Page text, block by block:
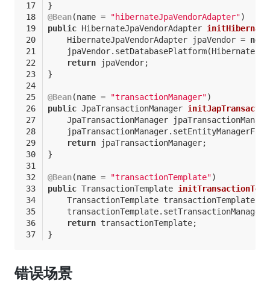
}
@Bean(name = "hibernateJpaVendorAdapter")
public HibernateJpaVendorAdapter
    HibernateJpaVendorAdapter jpaVendor =
new
return jpaVendor;
}
@Bean(name = "transactionManager")
public JpaTransactionManager
JpaTransactionManager
return jpaTransactionManager;
}
@Bean(name = "transactionTemplate")
public TransactionTemplate
    TransactionTemplate transactionTemplate =
return transactionTemplate;
}
错误场景